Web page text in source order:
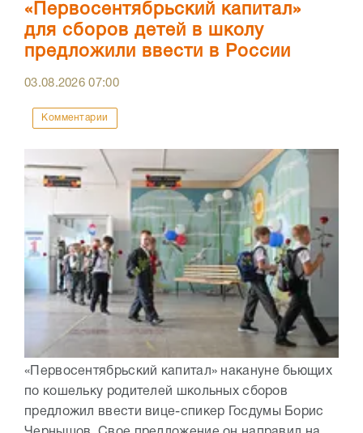
«Первосентябрьский капитал»
для сборов детей в школу
предложили ввести в России
03.08.202607:00
Комментарии
«Первосентябрьский капитал» накануне бьющих
по кошельку родителей школьных сборов
предложил ввести вице-спикер Госдумы Борис